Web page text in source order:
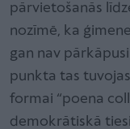
pārvietošanās
nozīmē, ka
gan nav
punkta tas
formai “poena
demokrātiskā